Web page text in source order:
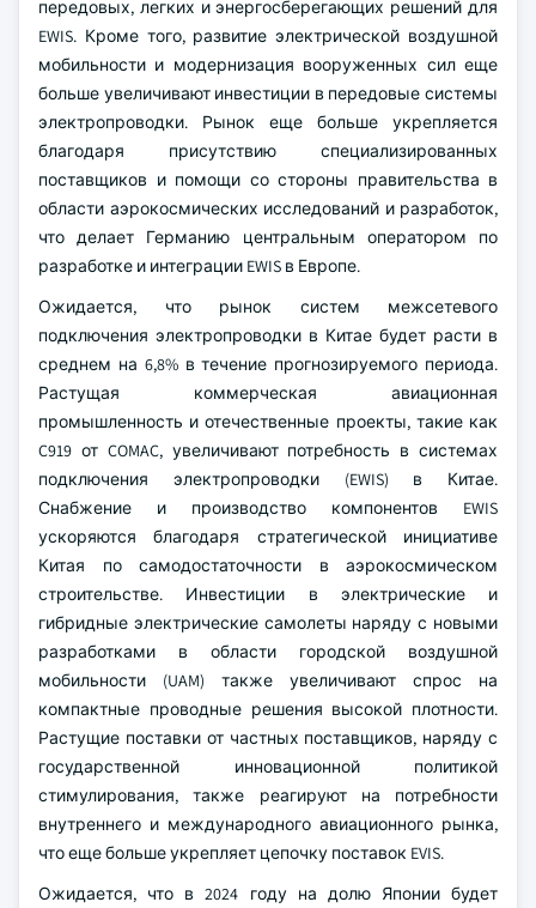
передовых, легких и энергосберегающих решений для
EWIS. Кроме того, развитие электрической воздушной
мобильности и модернизация вооруженных сил еще
больше увеличивают инвестиции в передовые системы
электропроводки. Рынок еще больше укрепляется
благодаря присутствию специализированных
поставщиков и помощи со стороны правительства в
области аэрокосмических исследований и разработок,
что делает Германию центральным оператором по
разработке и интеграции EWIS в Европе.
Ожидается, что рынок систем межсетевого
подключения электропроводки в Китае будет расти в
среднем на 6,8% в течение прогнозируемого периода.
Растущая коммерческая авиационная
промышленность и отечественные проекты, такие как
C919 от COMAC, увеличивают потребность в системах
подключения электропроводки (EWIS) в Китае.
Снабжение и производство компонентов EWIS
ускоряются благодаря стратегической инициативе
Китая по самодостаточности в аэрокосмическом
строительстве. Инвестиции в электрические и
гибридные электрические самолеты наряду с новыми
разработками в области городской воздушной
мобильности (UAM) также увеличивают спрос на
компактные проводные решения высокой плотности.
Растущие поставки от частных поставщиков, наряду с
государственной инновационной политикой
стимулирования, также реагируют на потребности
внутреннего и международного авиационного рынка,
что еще больше укрепляет цепочку поставок EVIS.
Ожидается, что в 2024 году на долю Японии будет